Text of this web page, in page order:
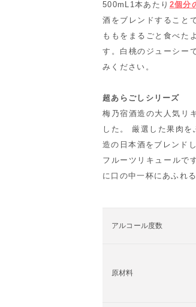
500mL1本あたり 2個分
酒をブレンドすること
ももをまるごと食べた
す。白桃のジューシー
みください。
超あらごしシリーズ
梅乃宿酒造の大人気リ
した。 厳選した果肉
造の日本酒をブレンド
フルーツリキュールで
に口の中一杯にあふれ
アルコール度数
原材料